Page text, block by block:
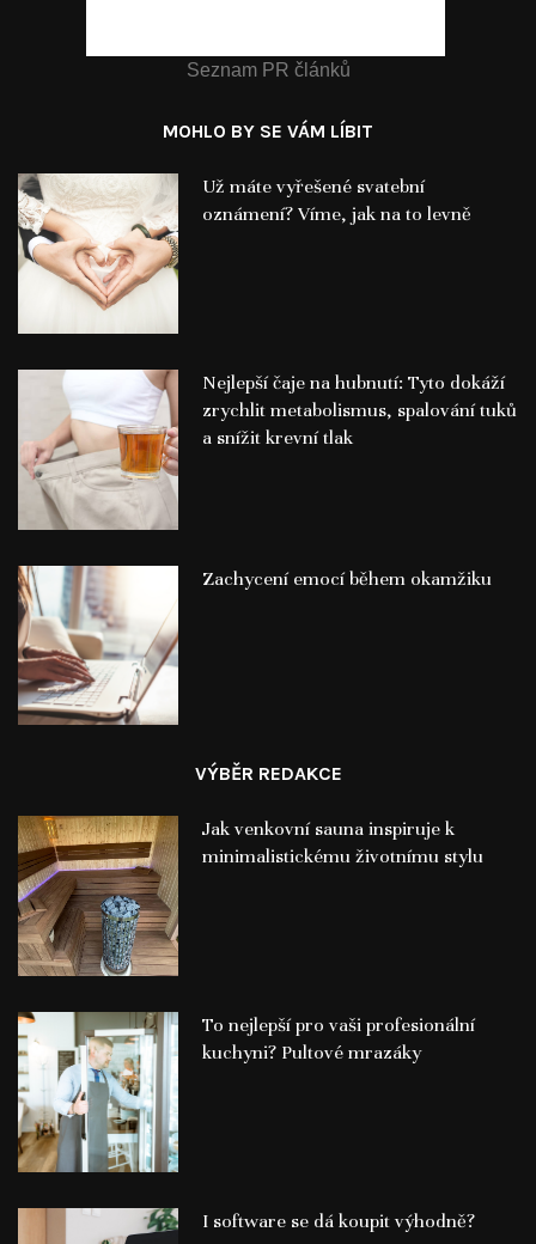
Seznam PR článků
MOHLO BY SE VÁM LÍBIT
Už máte vyřešené svatební
oznámení? Víme, jak na to levně
Nejlepší čaje na hubnutí: Tyto dokáží
zrychlit metabolismus, spalování tuků
a snížit krevní tlak
Zachycení emocí během okamžiku
VÝBĚR REDAKCE
Jak venkovní sauna inspiruje k
minimalistickému životnímu stylu
To nejlepší pro vaši profesionální
kuchyni? Pultové mrazáky
I software se dá koupit výhodně?